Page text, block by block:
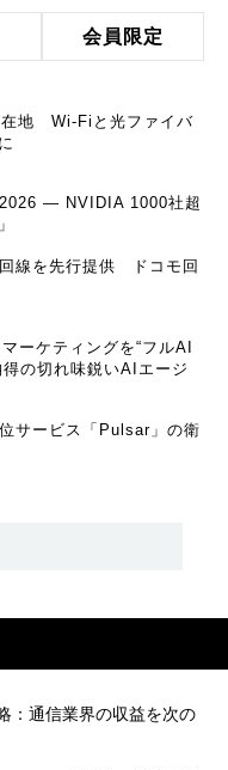
会員限定
在地 Wi-Fiと光ファイバ
― NVIDIA 1000社超
線を先行提供 ドコモ回
ーケティングを“フルAI
の切れ味鋭いAIエージ
サービス「Pulsar」の衛
：通信業界の収益を次の